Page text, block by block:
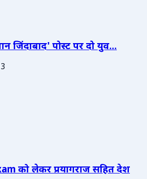
जिंदाबाद' पोस्ट पर दो युव...
को लेकर प्रयागराज सहित देश